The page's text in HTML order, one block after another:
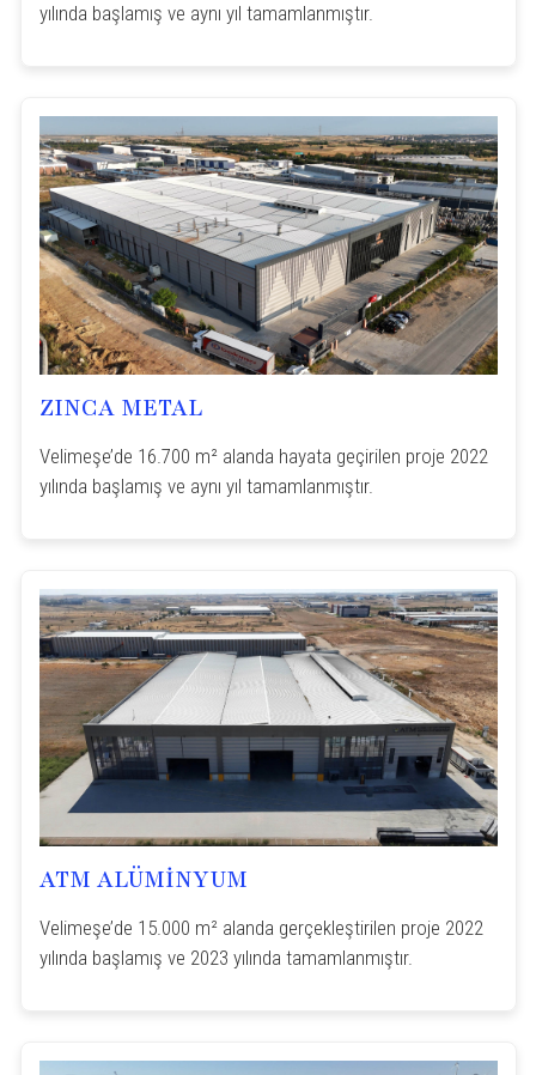
yılında başlamış ve aynı yıl tamamlanmıştır.
ZINCA METAL
Velimeşe’de 16.700 m² alanda hayata geçirilen proje 2022
yılında başlamış ve aynı yıl tamamlanmıştır.
ATM ALÜMİNYUM
Velimeşe’de 15.000 m² alanda gerçekleştirilen proje 2022
yılında başlamış ve 2023 yılında tamamlanmıştır.